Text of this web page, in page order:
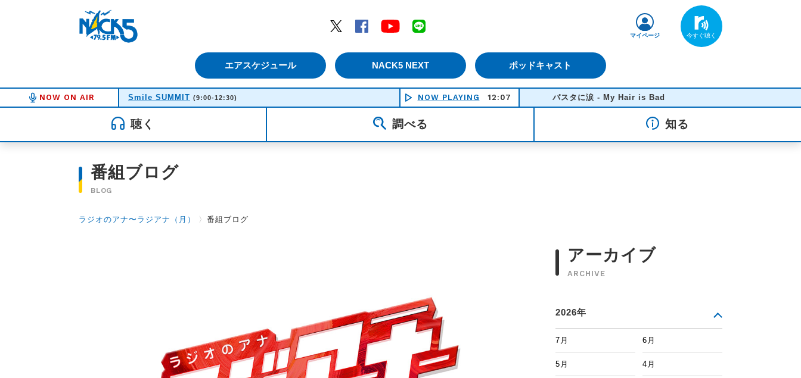
Twitter
Facebook YouTube
エアスケジュール NACK5 NEXT ポッドキャスト
マイページ
NOW ON AIR Smile SUMMIT (9:00-12:30) NOW PLAYING 12:07 パスタに涙 - My Hair is Bad
聴く 調べる 知る
番組ブログ
BLOG
ラジオのアナ〜ラジアナ（月） 〉 番組ブログ
アーカイブ
ARCHIVE
2026年
7月 6月
5月 4月